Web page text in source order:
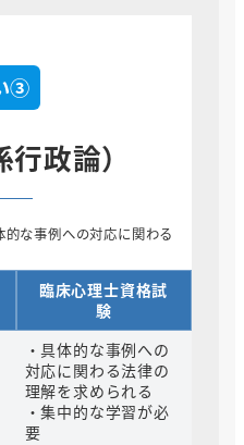
③
行政論）
な事例への対応に関わる
臨床心理士資格試
験
・具体的な事例への
対応に関わる法律の
理解を求められる
・集中的な学習が必
要